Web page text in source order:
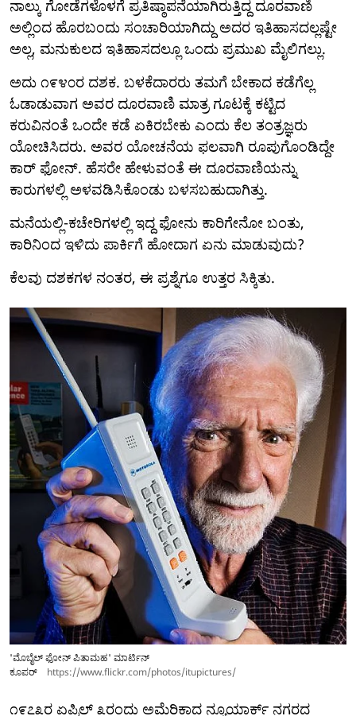
ನಾಲ್ಕು ಗೋಡೆಗಳೊಳಗೆ ಪ್ರತಿಷ್ಠಾಪನೆಯಾಗಿರುತ್ತಿದ್ದ ದೂರವಾಣಿ
ಅಲ್ಲಿಂದ ಹೊರಬಂದು ಸಂಚಾರಿಯಾಗಿದ್ದು ಅದರ ಇತಿಹಾಸದಲ್ಲಷ್ಟೇ
ಅಲ್ಲ, ಮನುಕುಲದ ಇತಿಹಾಸದಲ್ಲೂ ಒಂದು ಪ್ರಮುಖ ಮೈಲಿಗಲ್ಲು.
ಅದು ೧೯೪೦ರ ದಶಕ. ಬಳಕೆದಾರರು ತಮಗೆ ಬೇಕಾದ ಕಡೆಗೆಲ್ಲ
ಓಡಾಡುವಾಗ ಅವರ ದೂರವಾಣಿ ಮಾತ್ರ ಗೂಟಕ್ಕೆ ಕಟ್ಟಿದ
ಕರುವಿನಂತೆ ಒಂದೇ ಕಡೆ ಏಕಿರಬೇಕು ಎಂದು ಕೆಲ ತಂತ್ರಜ್ಞರು
ಯೋಚಿಸಿದರು. ಅವರ ಯೋಚನೆಯ ಫಲವಾಗಿ ರೂಪುಗೊಂಡಿದ್ದೇ
ಕಾರ್ ಫೋನ್. ಹೆಸರೇ ಹೇಳುವಂತೆ ಈ ದೂರವಾಣಿಯನ್ನು
ಕಾರುಗಳಲ್ಲಿ ಅಳವಡಿಸಿಕೊಂಡು ಬಳಸಬಹುದಾಗಿತ್ತು.
ಮನೆಯಲ್ಲಿ-ಕಚೇರಿಗಳಲ್ಲಿ ಇದ್ದ ಫೋನು ಕಾರಿಗೇನೋ ಬಂತು,
ಕಾರಿನಿಂದ ಇಳಿದು ಪಾರ್ಕಿಗೆ ಹೋದಾಗ ಏನು ಮಾಡುವುದು?
ಕೆಲವು ದಶಕಗಳ ನಂತರ, ಈ ಪ್ರಶ್ನೆಗೂ ಉತ್ತರ ಸಿಕ್ಕಿತು.
'ಮೊಬೈಲ್ ಫೋನ್ ಪಿತಾಮಹ' ಮಾರ್ಟಿನ್
ಕೂಪರ್
https://www.flickr.com/photos/itupictures/
೧೯೭೩ರ ಏಪ್ರಿಲ್ ೩ರಂದು ಅಮೆರಿಕಾದ ನ್ಯೂಯಾರ್ಕ್ ನಗರದ